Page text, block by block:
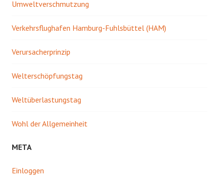
Umweltverschmutzung
Verkehrsflughafen Hamburg-Fuhlsbüttel (HAM)
Verursacherprinzip
Welterschöpfungstag
Weltüberlastungstag
Wohl der Allgemeinheit
META
Einloggen